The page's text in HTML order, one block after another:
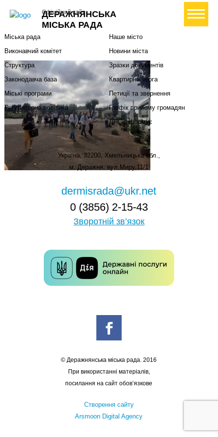
ДЕРАЖНЯНСЬКА
МІСЬКА РАДА
Офіційний сайт+ Створити петицію
Міський голова
Міська рада
Виконавчий комітет
Структура
Законодавча база
Міські програми
Регуляторна політика
Наше місто
Новини міста
Зразки документів
Квартирна черга
Петиції та звернення
Графік прийому громадян
ДПС інформує
Україна, 32200, Хмельницька обл.,
м. Деражня, вул.Миру,11/1
dermisrada@ukr.net
0 (3856) 2-15-43
Зворотній зв’язок
© Деражнянська міська рада. 2016
При використанні матеріалів,
посилання на сайт обов’язкове
Створення сайту
Arsmoon Digital Agency